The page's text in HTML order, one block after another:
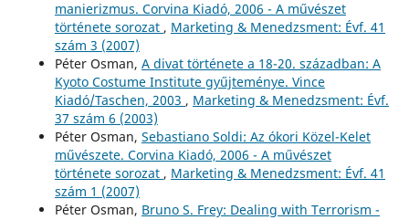
manierizmus. Corvina Kiadó, 2006 - A művészet
története sorozat , Marketing & Menedzsment: Évf. 41
szám 3 (2007)
Péter Osman, A divat története a 18-20. században: A
Kyoto Costume Institute gyűjteménye. Vince
Kiadó/Taschen, 2003 , Marketing & Menedzsment: Évf.
37 szám 6 (2003)
Péter Osman, Sebastiano Soldi: Az ókori Közel-Kelet
művészete. Corvina Kiadó, 2006 - A művészet
története sorozat , Marketing & Menedzsment: Évf. 41
szám 1 (2007)
Péter Osman, Bruno S. Frey: Dealing with Terrorism -